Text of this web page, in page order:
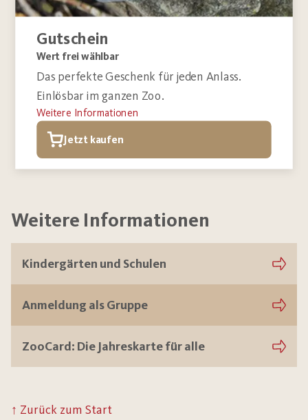
Gutschein
Wert frei wählbar
Das perfekte Geschenk für jeden Anlass.
Einlösbar im ganzen Zoo.
Weitere Informationen
Jetzt kaufen
Weitere Informationen
Kindergärten und Schulen
Anmeldung als Gruppe
ZooCard: Die Jahreskarte für alle
↑ Zurück zum Start